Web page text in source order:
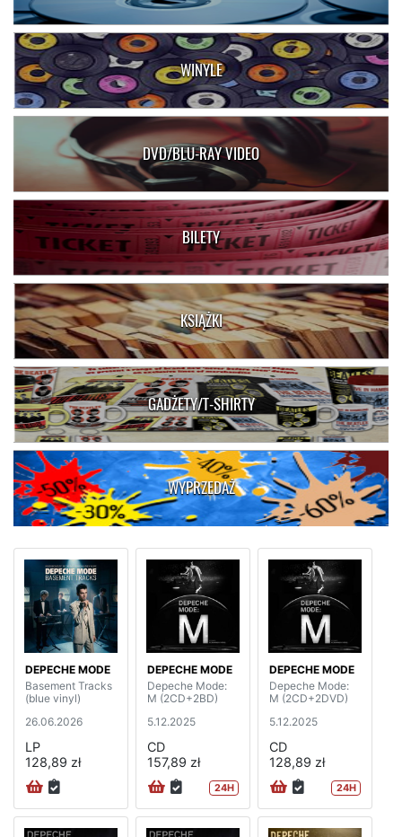
WINYLE
DVD/BLU-RAY VIDEO
BILETY
KSIĄŻKI
GADŻETY/T-SHIRTY
WYPRZEDAŻ
DEPECHE MODE
Basement Tracks
(blue vinyl)
26.06.2026
LP
128,89 zł
DEPECHE MODE
Depeche Mode:
M (2CD+2BD)
5.12.2025
CD
157,89 zł
24H
DEPECHE MODE
Depeche Mode:
M (2CD+2DVD)
5.12.2025
CD
128,89 zł
24H